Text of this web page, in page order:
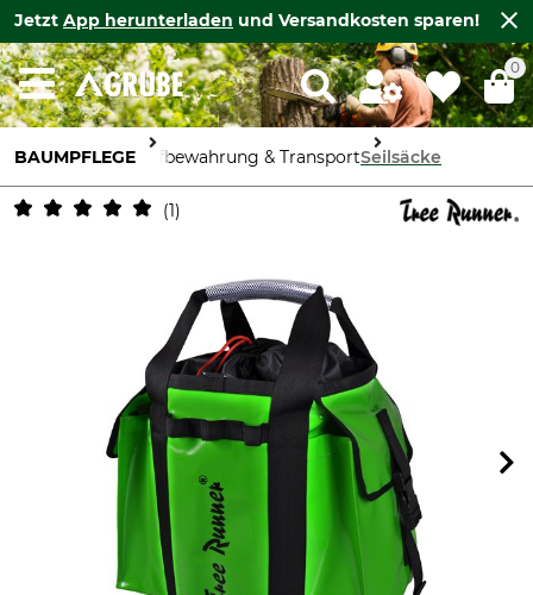
Jetzt App herunterladen und Versandkosten sparen!
0
BAUMPFLEGE Aufbewahrung & TransportSeilsäcke
1